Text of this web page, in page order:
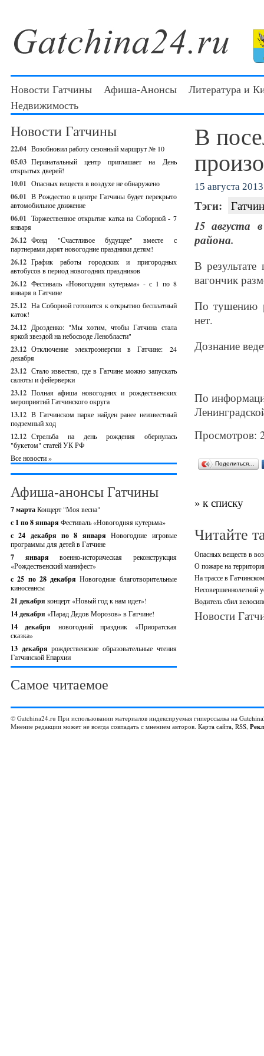
Новости Гатчины Афиша-Анонсы
Литература и
Недвижимость
Новости Гатчины
22.04 Возобновил работу сезонный маршрут № 10
05.03 Перинатальный центр приглашает на День
открытых дверей!
10.01 Опасных веществ в воздухе не обнаружено
06.01 В Рождество в центре Гатчины будет перекрыто
автомобильное движение
06.01 Торжественное открытие катка на Соборной - 7
января
26.12 Фонд "Счастливое будущее" вместе с
партнерами дарят новогодние праздники детям!
26.12 График работы городских и пригородных
автобусов в период новогодних праздников
26.12 Фестиваль «Новогодняя кутерьма» - с 1 по 8
января в Гатчине
25.12 На Соборной готовится к открытию бесплатный
каток!
24.12 Дрозденко: "Мы хотим, чтобы Гатчина стала
яркой звездой на небосводе Ленобласти"
23.12 Отключение электроэнергии в Гатчине: 24
декабря
23.12 Стало известно, где в Гатчине можно запускать
салюты и фейерверки
23.12 Полная афиша новогодних и рождественских
мероприятий Гатчинского округа
13.12 В Гатчинском парке найден ранее неизвестный
подземный ход
12.12 Стрельба на день рождения обернулась
"букетом" статей УК РФ
Все новости »
Афиша-анонсы Гатчины
7 мартаКонцерт "Моя весна"
с 1 по 8 января Фестиваль «Новогодняя кутерьма»
с 24 декабря по 8 январяНовогодние игровые
программы для детей в Гатчине
7 январявоенно-историческая реконструкция
«Рождественский манифест»
c 25 по 28 декабряНовогодние благотворительные
киносеансы
21 декабря концерт «Новый год к нам идет»!
14 декабря «Парад Дедов Морозов» в Гатчине!
14 декабря новогодний праздник «Приоратская
сказка»
13 декабрярождественские образовательные чтения
Гатчинской Епархии
Самое читаемое
В
15 августа 2013
Тэги:
15 августа
района.
В
вагончик
По тушению
нет.
Дознание
По
Просмотров:
Поделиться…
» к списку
Читайте
Опасных веществ в
О пожаре на
На трассе в
Несовершеннолетний
Водитель сбил
Новости
© Gatchina24.ru При использовании материалов индексируемая гиперссылка на
Мнение редакции может не всегда совпадать с мнением авторов. Карта сайта, RSS,